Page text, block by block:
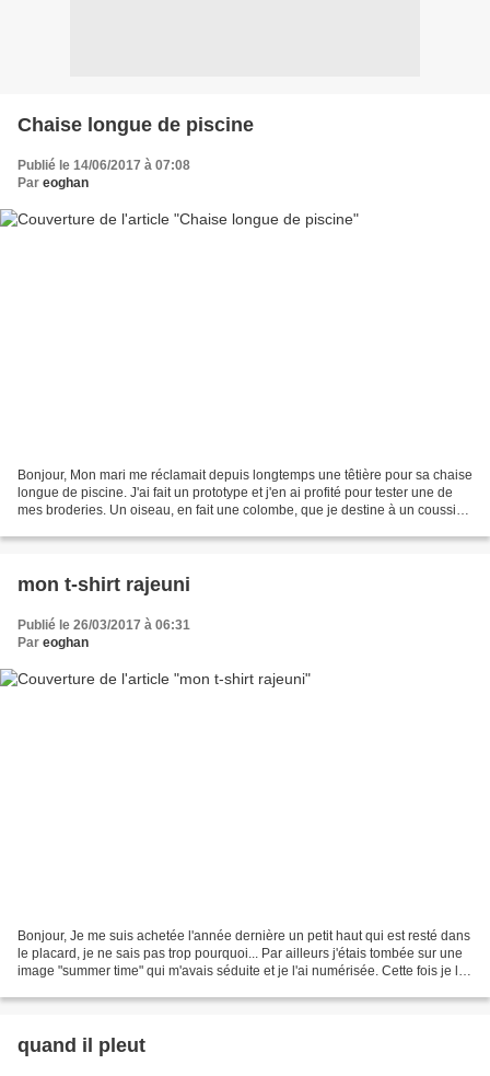
Chaise longue de piscine
Publié le 14/06/2017 à 07:08
Par eoghan
Bonjour, Mon mari me réclamait depuis longtemps une têtière pour sa chaise
longue de piscine. J'ai fait un prototype et j'en ai profité pour tester une de
mes broderies. Un oiseau, en fait une colombe, que je destine à un coussin
mon t-shirt rajeuni
Publié le 26/03/2017 à 06:31
Par eoghan
Bonjour, Je me suis achetée l'année dernière un petit haut qui est resté dans
le placard, je ne sais pas trop pourquoi... Par ailleurs j'étais tombée sur une
image "summer time" qui m'avais séduite et je l'ai numérisée. Cette fois je l'ai
quand il pleut